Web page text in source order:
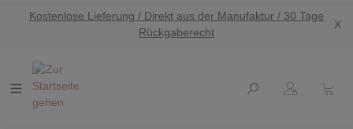
springen
Kostenlose Lieferung / Direkt aus der Manufaktur / 30 Tage
Rückgaberecht
X